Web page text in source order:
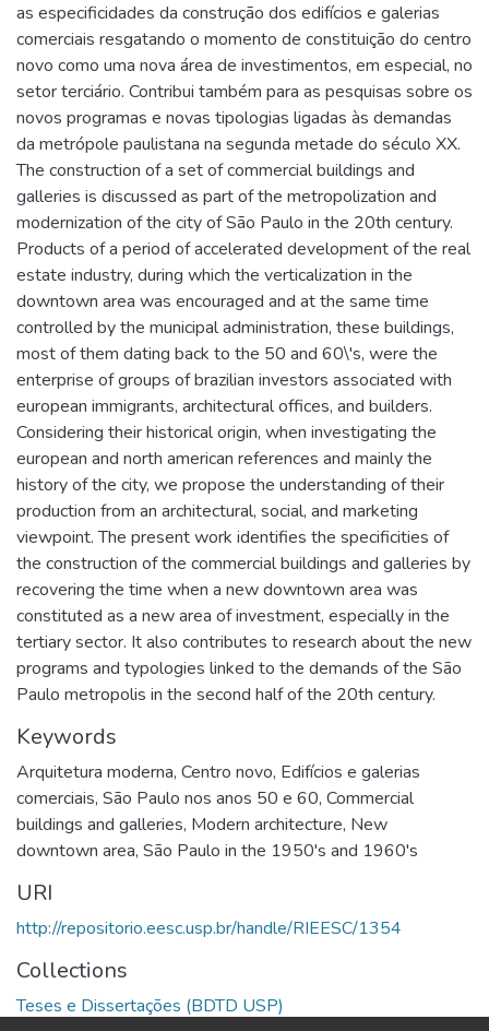
as especificidades da construção dos edifícios e galerias
comerciais resgatando o momento de constituição do centro
novo como uma nova área de investimentos, em especial, no
setor terciário. Contribui também para as pesquisas sobre os
novos programas e novas tipologias ligadas às demandas
da metrópole paulistana na segunda metade do século XX.
The construction of a set of commercial buildings and
galleries is discussed as part of the metropolization and
modernization of the city of São Paulo in the 20th century.
Products of a period of accelerated development of the real
estate industry, during which the verticalization in the
downtown area was encouraged and at the same time
controlled by the municipal administration, these buildings,
most of them dating back to the 50 and 60\'s, were the
enterprise of groups of brazilian investors associated with
european immigrants, architectural offices, and builders.
Considering their historical origin, when investigating the
european and north american references and mainly the
history of the city, we propose the understanding of their
production from an architectural, social, and marketing
viewpoint. The present work identifies the specificities of
the construction of the commercial buildings and galleries by
recovering the time when a new downtown area was
constituted as a new area of investment, especially in the
tertiary sector. It also contributes to research about the new
programs and typologies linked to the demands of the São
Paulo metropolis in the second half of the 20th century.
Keywords
Arquitetura moderna, Centro novo, Edifícios e galerias
comerciais, São Paulo nos anos 50 e 60, Commercial
buildings and galleries, Modern architecture, New
downtown area, São Paulo in the 1950's and 1960's
URI
http://repositorio.eesc.usp.br/handle/RIEESC/1354
Collections
Teses e Dissertações (BDTD USP)